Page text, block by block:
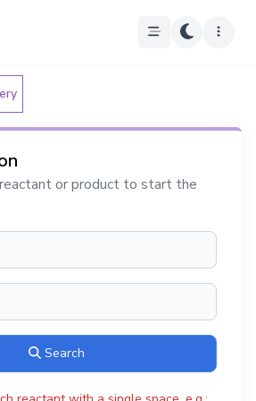
or product to start the
Search